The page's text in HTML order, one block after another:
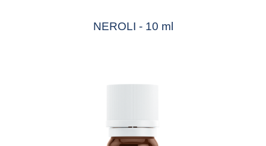
NEROLI - 10 ml